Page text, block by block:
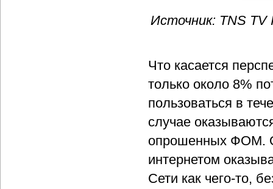
Источник: TNS
Что касается
только около 8%
пользоваться в
случае
опрошенных ФОМ.
интернетом
Сети как чего-то,